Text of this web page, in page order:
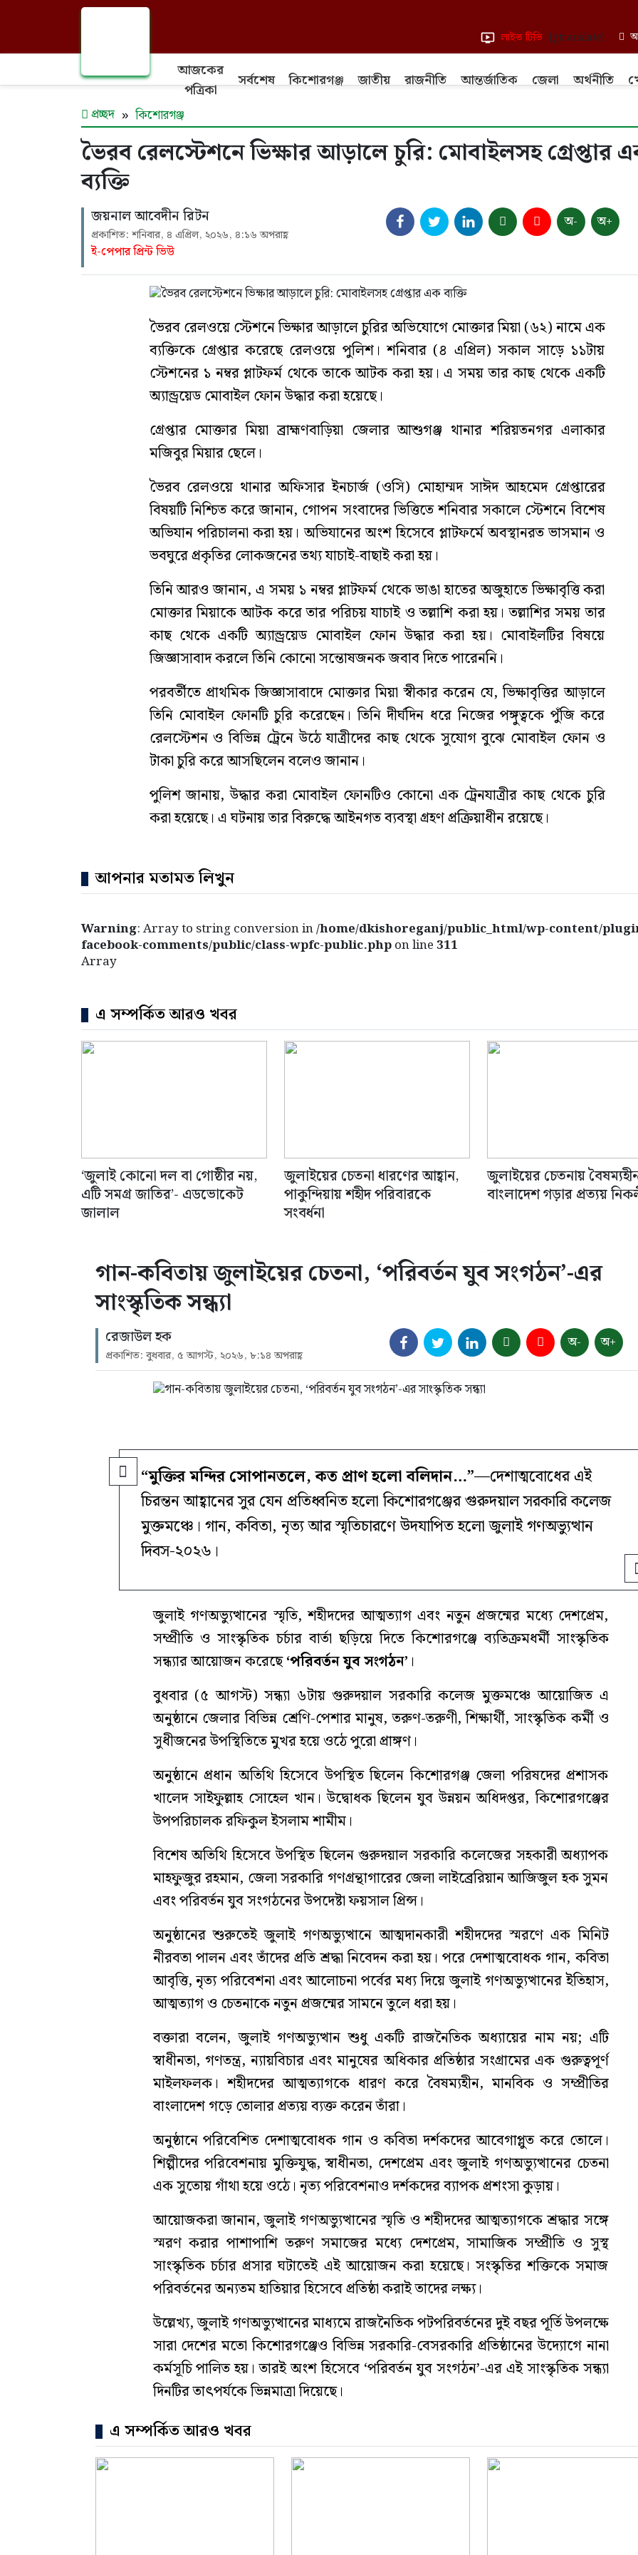
লাইভ টিভি [gtranslate]
আজকের
পত্রিকা
সর্বশেষ কিশোরগঞ্জ জাতীয় রাজনীতি আন্তর্জাতিক জেলা অর্থনীতি
প্রচ্ছদ কিশোরগঞ্জ
ভৈরব রেলস্টেশনে ভিক্ষার আড়ালে চুরি: মোবাইলসহ গ্রেপ্তার
ব্যক্তি
জয়নাল আবেদীন রিটন
প্রকাশিত: শনিবার, ৪ এপ্রিল, ২০২৬, ৪:১৬ অপরাহ্ণ
ই-পেপার প্রিন্ট ভিউ
অ- অ+
ভৈরব রেলওয়ে স্টেশনে ভিক্ষার আড়ালে চুরির অভিযোগে মোক্তার মিয়া (৬২) নামে এক
ব্যক্তিকে গ্রেপ্তার করেছে রেলওয়ে পুলিশ। শনিবার (৪ এপ্রিল) সকাল সাড়ে ১১টায়
স্টেশনের ১ নম্বর প্লাটফর্ম থেকে তাকে আটক করা হয়। এ সময় তার কাছ থেকে একটি
অ্যান্ড্রয়েড মোবাইল ফোন উদ্ধার করা হয়েছে।
গ্রেপ্তার মোক্তার মিয়া ব্রাহ্মণবাড়িয়া জেলার আশুগঞ্জ থানার শরিয়তনগর এলাকার
মজিবুর মিয়ার ছেলে।
ভৈরব রেলওয়ে থানার অফিসার ইনচার্জ (ওসি) মোহাম্মদ সাঈদ আহমেদ গ্রেপ্তারের
বিষয়টি নিশ্চিত করে জানান, গোপন সংবাদের ভিত্তিতে শনিবার সকালে স্টেশনে বিশেষ
অভিযান পরিচালনা করা হয়। অভিযানের অংশ হিসেবে প্লাটফর্মে অবস্থানরত ভাসমান ও
ভবঘুরে প্রকৃতির লোকজনের তথ্য যাচাই-বাছাই করা হয়।
তিনি আরও জানান, এ সময় ১ নম্বর প্লাটফর্ম থেকে ভাঙা হাতের অজুহাতে ভিক্ষাবৃত্তি করা
মোক্তার মিয়াকে আটক করে তার পরিচয় যাচাই ও তল্লাশি করা হয়। তল্লাশির সময় তার
কাছ থেকে একটি অ্যান্ড্রয়েড মোবাইল ফোন উদ্ধার করা হয়। মোবাইলটির বিষয়ে
জিজ্ঞাসাবাদ করলে তিনি কোনো সন্তোষজনক জবাব দিতে পারেননি।
পরবর্তীতে প্রাথমিক জিজ্ঞাসাবাদে মোক্তার মিয়া স্বীকার করেন যে, ভিক্ষাবৃত্তির আড়ালে
তিনি মোবাইল ফোনটি চুরি করেছেন। তিনি দীর্ঘদিন ধরে নিজের পঙ্গুত্বকে পুঁজি করে
রেলস্টেশন ও বিভিন্ন ট্রেনে উঠে যাত্রীদের কাছ থেকে সুযোগ বুঝে মোবাইল ফোন ও
টাকা চুরি করে আসছিলেন বলেও জানান।
পুলিশ জানায়, উদ্ধার করা মোবাইল ফোনটিও কোনো এক ট্রেনযাত্রীর কাছ থেকে চুরি
করা হয়েছে। এ ঘটনায় তার বিরুদ্ধে আইনগত ব্যবস্থা গ্রহণ প্রক্রিয়াধীন রয়েছে।
আপনার মতামত লিখুন
Warning: Array to string conversion in/home/dkishoreganj/public_html/wp-content/
facebook-comments/public/class-wpfc-public.phpon line 311
Array
এ সম্পর্কিত আরও খবর
‘জুলাই কোনো দল বা গোষ্ঠীর নয়,
এটি সমগ্র জাতির’- এডভোকেট
জালাল
জুলাইয়ের চেতনা ধারণের আহ্বান,
পাকুন্দিয়ায় শহীদ পরিবারকে
সংবর্ধনা
জুলাইয়ের চেতনায়
বাংলাদেশ গড়ার প্রত্যয়
গান-কবিতায় জুলাইয়ের চেতনা, ‘পরিবর্তন যুব সংগঠন’-এর
সাংস্কৃতিক সন্ধ্যা
রেজাউল হক
প্রকাশিত: বুধবার, ৫ আগস্ট, ২০২৬, ৮:১৪ অপরাহ্ণ
অ- অ+
“মুক্তির মন্দির সোপানতলে, কত প্রাণ হলো বলিদান…”—দেশাত্মবোধের এই
চিরন্তন আহ্বানের সুর যেন প্রতিধ্বনিত হলো কিশোরগঞ্জের গুরুদয়াল সরকারি কলেজ
মুক্তমঞ্চে। গান, কবিতা, নৃত্য আর স্মৃতিচারণে উদযাপিত হলো জুলাই গণঅভ্যুত্থান
দিবস-২০২৬।
জুলাই গণঅভ্যুত্থানের স্মৃতি, শহীদদের আত্মত্যাগ এবং নতুন প্রজন্মের মধ্যে দেশপ্রেম,
সম্প্রীতি ও সাংস্কৃতিক চর্চার বার্তা ছড়িয়ে দিতে কিশোরগঞ্জে ব্যতিক্রমধর্মী সাংস্কৃতিক
সন্ধ্যার আয়োজন করেছে‘পরিবর্তন যুব সংগঠন’ ।
বুধবার (৫ আগস্ট) সন্ধ্যা ৬টায় গুরুদয়াল সরকারি কলেজ মুক্তমঞ্চে আয়োজিত এ
অনুষ্ঠানে জেলার বিভিন্ন শ্রেণি-পেশার মানুষ, তরুণ-তরুণী, শিক্ষার্থী, সাংস্কৃতিক কর্মী ও
সুধীজনের উপস্থিতিতে মুখর হয়ে ওঠে পুরো প্রাঙ্গণ।
অনুষ্ঠানে প্রধান অতিথি হিসেবে উপস্থিত ছিলেন কিশোরগঞ্জ জেলা পরিষদের প্রশাসক
খালেদ সাইফুল্লাহ সোহেল খান। উদ্বোধক ছিলেন যুব উন্নয়ন অধিদপ্তর, কিশোরগঞ্জের
উপপরিচালক রফিকুল ইসলাম শামীম।
বিশেষ অতিথি হিসেবে উপস্থিত ছিলেন গুরুদয়াল সরকারি কলেজের সহকারী অধ্যাপক
মাহফুজুর রহমান, জেলা সরকারি গণগ্রন্থাগারের জেলা লাইব্রেরিয়ান আজিজুল হক সুমন
এবং পরিবর্তন যুব সংগঠনের উপদেষ্টা ফয়সাল প্রিন্স।
অনুষ্ঠানের শুরুতেই জুলাই গণঅভ্যুত্থানে আত্মদানকারী শহীদদের স্মরণে এক মিনিট
নীরবতা পালন এবং তাঁদের প্রতি শ্রদ্ধা নিবেদন করা হয়। পরে দেশাত্মবোধক গান, কবিতা
আবৃত্তি, নৃত্য পরিবেশনা এবং আলোচনা পর্বের মধ্য দিয়ে জুলাই গণঅভ্যুত্থানের ইতিহাস,
আত্মত্যাগ ও চেতনাকে নতুন প্রজন্মের সামনে তুলে ধরা হয়।
বক্তারা বলেন, জুলাই গণঅভ্যুত্থান শুধু একটি রাজনৈতিক অধ্যায়ের নাম নয়; এটি
স্বাধীনতা, গণতন্ত্র, ন্যায়বিচার এবং মানুষের অধিকার প্রতিষ্ঠার সংগ্রামের এক গুরুত্বপূর্ণ
মাইলফলক। শহীদদের আত্মত্যাগকে ধারণ করে বৈষম্যহীন, মানবিক ও সম্প্রীতির
বাংলাদেশ গড়ে তোলার প্রত্যয় ব্যক্ত করেন তাঁরা।
অনুষ্ঠানে পরিবেশিত দেশাত্মবোধক গান ও কবিতা দর্শকদের আবেগাপ্লুত করে তোলে।
শিল্পীদের পরিবেশনায় মুক্তিযুদ্ধ, স্বাধীনতা, দেশপ্রেম এবং জুলাই গণঅভ্যুত্থানের চেতনা
এক সুতোয় গাঁথা হয়ে ওঠে। নৃত্য পরিবেশনাও দর্শকদের ব্যাপক প্রশংসা কুড়ায়।
আয়োজকরা জানান, জুলাই গণঅভ্যুত্থানের স্মৃতি ও শহীদদের আত্মত্যাগকে শ্রদ্ধার সঙ্গে
স্মরণ করার পাশাপাশি তরুণ সমাজের মধ্যে দেশপ্রেম, সামাজিক সম্প্রীতি ও সুস্থ
সাংস্কৃতিক চর্চার প্রসার ঘটাতেই এই আয়োজন করা হয়েছে। সংস্কৃতির শক্তিকে সমাজ
পরিবর্তনের অন্যতম হাতিয়ার হিসেবে প্রতিষ্ঠা করাই তাদের লক্ষ্য।
উল্লেখ্য, জুলাই গণঅভ্যুত্থানের মাধ্যমে রাজনৈতিক পটপরিবর্তনের দুই বছর পূর্তি উপলক্ষে
সারা দেশের মতো কিশোরগঞ্জেও বিভিন্ন সরকারি-বেসরকারি প্রতিষ্ঠানের উদ্যোগে নানা
কর্মসূচি পালিত হয়। তারই অংশ হিসেবে ‘পরিবর্তন যুব সংগঠন’-এর এই সাংস্কৃতিক সন্ধ্যা
দিনটির তাৎপর্যকে ভিন্নমাত্রা দিয়েছে।
এ সম্পর্কিত আরও খবর